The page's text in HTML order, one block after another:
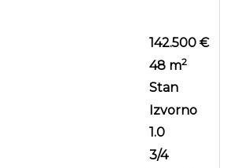
142.500 €
48 m2
Stan
Izvorno
1.0
3/4